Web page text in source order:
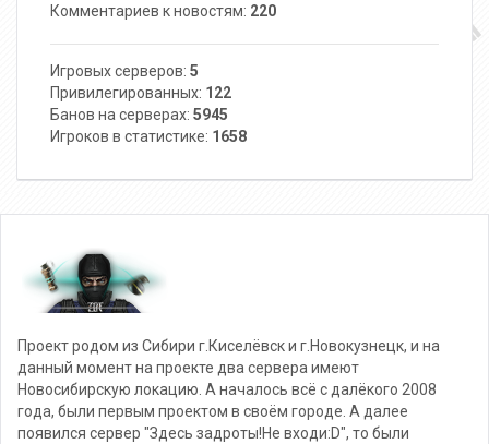
Комментариев к новостям: 220
Игровых серверов: 5
Привилегированных: 122
Банов на серверах: 5945
Игроков в статистике: 1658
Проект родом из Сибири г.Киселёвск и г.Новокузнецк, и на
данный момент на проекте два сервера имеют
Новосибирскую локацию. А началось всё с далёкого 2008
года, были первым проектом в своём городе. А далее
появился сервер "Здесь задроты!Не входи:D", то были